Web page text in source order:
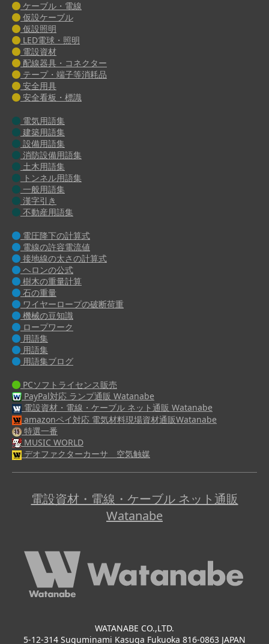
ケーブル・電線
仮設ケーブル
仮設照明
LED電球・照明
電設資材
配線器具・コネクター
テープ・端子等消耗品
安全用具
安全看板・標識
電気用語集
建築用語集
設備用語集
消防設備用語集
土木用語集
トンネル用語集
一般用語集
漢字引き
不動産用語集
電圧降下の計算式
電線の許容電流値
接地線の太さの計算式
ヘロンの公式
樹木の重量計算
石の重量
ワイヤーロープの破断荷重
機械の豆知識
ロープワーク
用語集
用語集
用語集ブログ
PCソフトライセンス販売
PayPal対応 ランプ通販 Watanabe
電設資材・電線・ケーブル ネット通販 Watanabe
amazonペイ対応 電気材料現場資材通販Watanabe
特選一番
MUSIC WORLD
デオファクターカーサ 空気触媒
電設資材・電線・ケーブル ネット通販
Watanabe
WATANABE CO.,LTD.
5-12-314 Suguminami Kasuga Fukuoka 816-0863 JAPAN